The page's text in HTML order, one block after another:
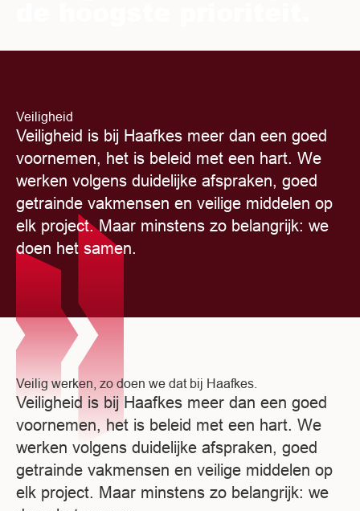
Veiligheid
Veiligheid is bij Haafkes meer dan een goed
voornemen, het is beleid met een hart. We
werken volgens duidelijke afspraken, goed
getrainde vakmensen en veilige middelen op
elk project. Maar minstens zo belangrijk: we
doen het samen.
Veilig werken, zo doen we dat bij Haafkes.
Veiligheid is bij Haafkes meer dan een goed
voornemen, het is beleid met een hart. We
werken volgens duidelijke afspraken, goed
getrainde vakmensen en veilige middelen op
elk project. Maar minstens zo belangrijk: we